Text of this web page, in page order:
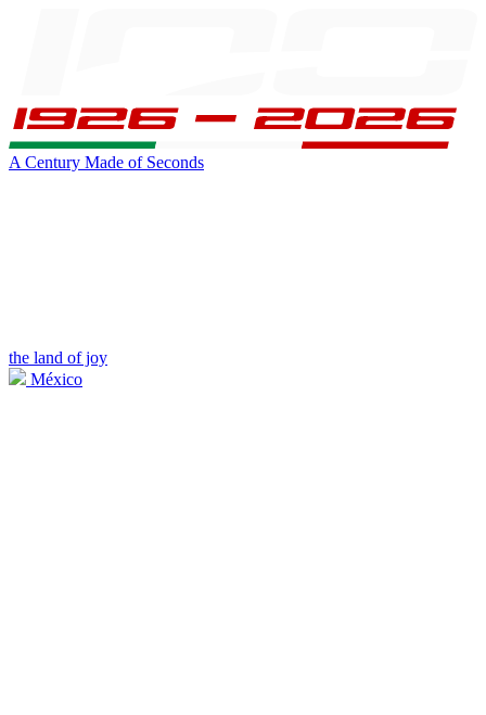
A Century Made of Seconds
the land of joy
México